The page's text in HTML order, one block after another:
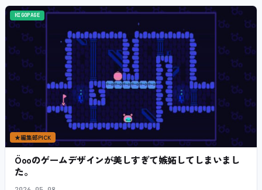
HIGOPAGE
★編集部PICK
Öooのゲームデザインが美しすぎて嫉妬してしまいまし
た。